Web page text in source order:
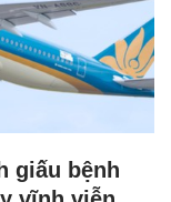
giấu bệnh